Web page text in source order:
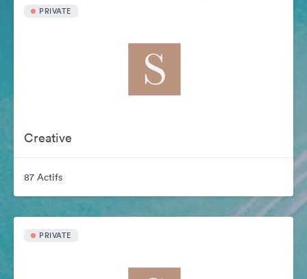
PRIVATE
Creative
87 Actifs
PRIVATE